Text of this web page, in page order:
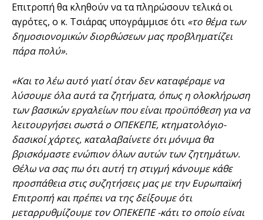
Επιτροπή θα κληθούν να τα πληρώσουν τελικά οι
αγρότες, ο κ. Τσιάρας υπογράμμισε ότι «το θέμα των
δημοσιονομικών διορθώσεων μας προβληματίζει
πάρα πολύ».
«Και το λέω αυτό γιατί όταν δεν καταφέραμε να
λύσουμε όλα αυτά τα ζητήματα, όπως η ολοκλήρωση
των βασικών εργαλείων που είναι προϋπόθεση για να
λειτουργήσει σωστά ο ΟΠΕΚΕΠΕ, κτηματολόγιο-
δασικοί χάρτες, καταλαβαίνετε ότι μόνιμα θα
βρισκόμαστε ενώπιον όλων αυτών των ζητημάτων.
Θέλω να σας πω ότι αυτή τη στιγμή κάνουμε κάθε
προσπάθεια στις συζητήσεις μας με την Ευρωπαϊκή
Επιτροπή και πρέπει να της δείξουμε ότι
μεταρρυθμίζουμε τον ΟΠΕΚΕΠΕ -κάτι το οποίο είναι